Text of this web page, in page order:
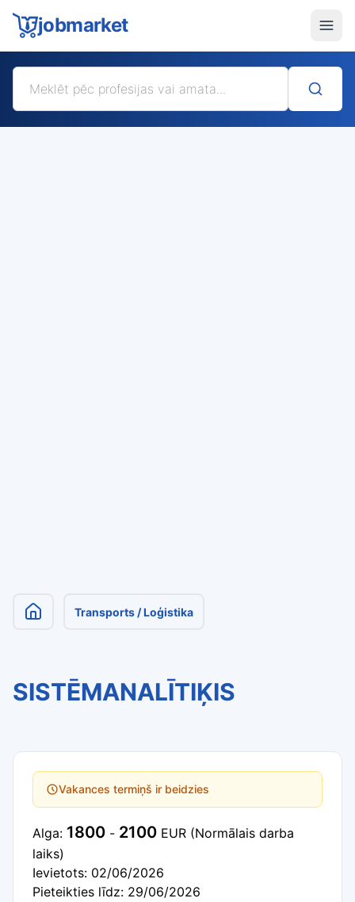
jobmarket
Transports / Loģistika
SISTĒMANALĪTIĶIS
Vakances termiņš ir beidzies
Alga: 1800 - 2100 EUR (Normālais darba
laiks)
Ievietots: 02/06/2026
Pieteikties līdz: 29/06/2026